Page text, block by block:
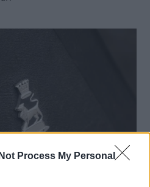
Process My Personal